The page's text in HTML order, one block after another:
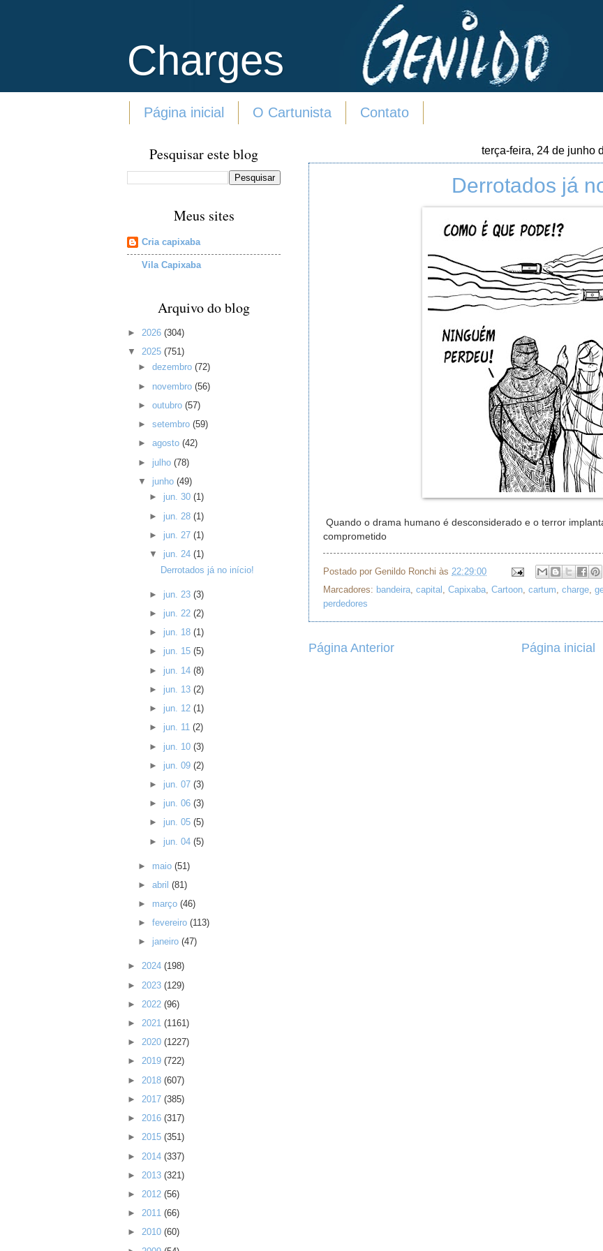
Charges
Página inicial O Cartunista Contato
terça-feira, 24 de junho
Derrotados já
Quando o drama humano é desconsiderado e o terror
comprometido
Postado por Genildo Ronchi às 22:29:00
Marcadores: bandeira, capital , Capixaba, Cartoon, cartum, charge,
perdedores
Página Anterior Página inicial
Pesquisar este blog
Meus sites
Cria capixaba
Vila Capixaba
Arquivo do blog
► 2026 (304)
▼ 2025 (751)
►dezembro(72)
► novembro(56)
►outubro(57)
►setembro(59)
►agosto(42)
► julho(78)
▼ junho(49)
► jun. 30 (1)
► jun. 28 (1)
► jun. 27 (1)
▼ jun. 24 (1)
Derrotados já no início!
► jun. 23 (3)
► jun. 22 (2)
► jun. 18 (1)
► jun. 15 (5)
► jun. 14 (8)
► jun. 13 (2)
► jun. 12 (1)
► jun. 11 (2)
► jun. 10 (3)
► jun. 09 (2)
► jun. 07 (3)
► jun. 06 (3)
► jun. 05 (5)
► jun. 04 (5)
► maio(51)
►abril(81)
► março(46)
►fevereiro(113)
► janeiro(47)
► 2024 (198)
► 2023 (129)
► 2022 (96)
► 2021 (1161)
► 2020 (1227)
► 2019 (722)
► 2018 (607)
► 2017 (385)
► 2016 (317)
► 2015 (351)
► 2014 (337)
► 2013 (321)
► 2012 (56)
► 2011 (66)
► 2010 (60)